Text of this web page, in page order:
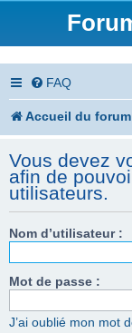
FAQ
Accueil du forum
Vous devez
afin de
utilisateurs.
Nom d’utilisateur :
Mot de passe :
J’ai oublié mon mot